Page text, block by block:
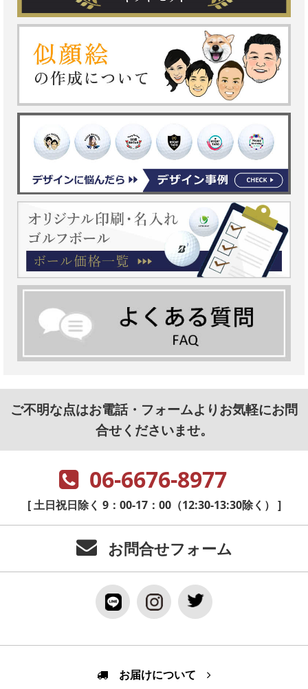
ご不明な点はお電話・フォームよりお気軽にお問
合せくださいませ。
06-6676-8977
[ 土日祝日除く 9：00-17：00（12:30-13:30除く） ]
お問合せフォーム
お届けについて